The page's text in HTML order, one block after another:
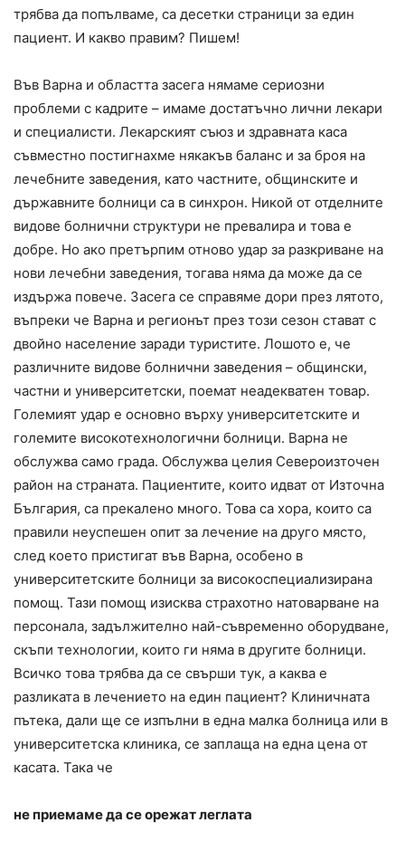
трябва да попълваме, са десетки страници за един
пациент. И какво правим? Пишем!
Във Варна и областта засега нямаме сериозни
проблеми с кадрите – имаме достатъчно лични лекари
и специалисти. Лекарският съюз и здравната каса
съвместно постигнахме някакъв баланс и за броя на
лечебните заведения, като частните, общинските и
държавните болници са в синхрон. Никой от отделните
видове болнични структури не превалира и това е
добре. Но ако претърпим отново удар за разкриване на
нови лечебни заведения, тогава няма да може да се
издържа повече. Засега се справяме дори през лятото,
въпреки че Варна и регионът през този сезон стават с
двойно население заради туристите. Лошото е, че
различните видове болнични заведения – общински,
частни и университетски, поемат неадекватен товар.
Големият удар е основно върху университетските и
големите високотехнологични болници. Варна не
обслужва само града. Обслужва целия Североизточен
район на страната. Пациентите, които идват от Източна
България, са прекалено много. Това са хора, които са
правили неуспешен опит за лечение на друго място,
след което пристигат във Варна, особено в
университетските болници за високоспециализирана
помощ. Тази помощ изисква страхотно натоварване на
персонала, задължително най-съвременно оборудване,
скъпи технологии, които ги няма в другите болници.
Всичко това трябва да се свърши тук, а каква е
разликата в лечението на един пациент? Клиничната
пътека, дали ще се изпълни в една малка болница или в
университетска клиника, се заплаща на една цена от
касата. Така че
не приемаме да се орежат леглата